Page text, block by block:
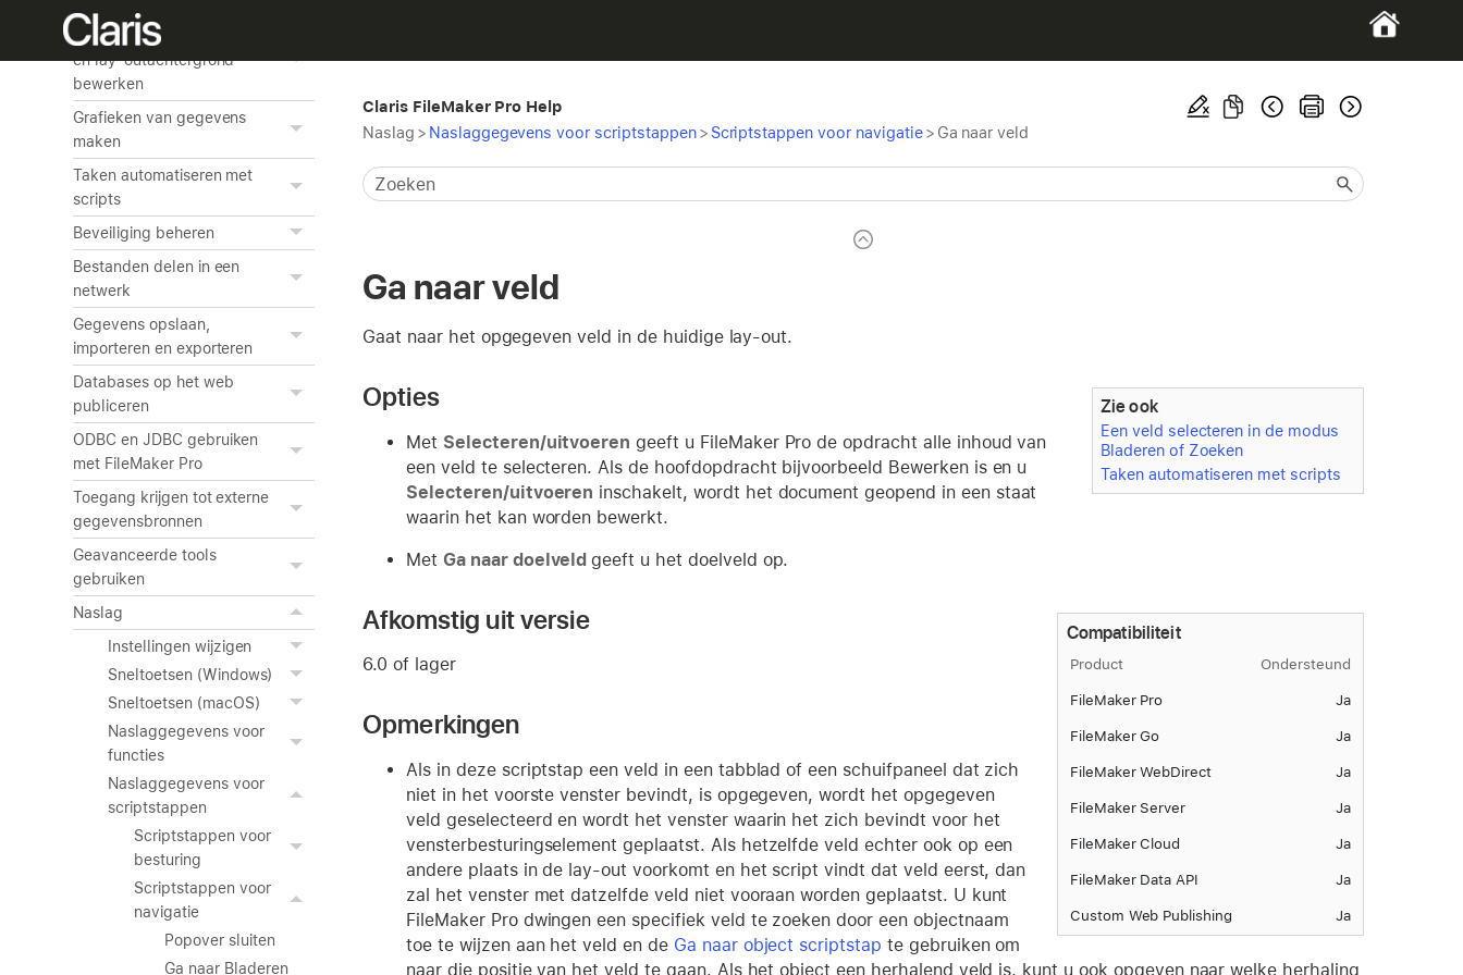
Objecten, lay-outgedeelten
en lay-outachtergrond
bewerken
Grafieken van gegevens
maken
Taken automatiseren met
scripts
Beveiliging beheren
Bestanden delen in een
netwerk
Gegevens opslaan,
importeren en exporteren
Databases op het web
publiceren
ODBC en JDBC gebruiken
met FileMaker Pro
Toegang krijgen tot externe
gegevensbronnen
Geavanceerde tools
gebruiken
Naslag
Instellingen wijzigen
Sneltoetsen (Windows)
Sneltoetsen (macOS)
Naslaggegevens voor
functies
Naslaggegevens voor
scriptstappen
Scriptstappen voor
besturing
Scriptstappen voor
navigatie
Popover sluiten
Ga naar Bladeren
Claris FileMaker Pro Help
Naslag > Naslaggegevens voor scriptstappen> Scriptstappen voor navigatie > Ga naar veld
Ga naar veld
Gaat naar het opgegeven veld in de huidige lay-out.
Zie ook
Een veld selecteren in de modus
Bladeren of Zoeken
Taken automatiseren met scripts
Opties
Met Selecteren/uitvoeren geeft u FileMaker Pro de opdracht alle inhoud van
een veld te selecteren. Als de hoofdopdracht bijvoorbeeld Bewerken is en u
Selecteren/uitvoeren inschakelt, wordt het document geopend in een staat
waarin het kan worden bewerkt.
Met Ga naar doelveldgeeft u het doelveld op.
Compatibiliteit
Product Ondersteund
FileMaker Pro Ja
FileMaker Go Ja
FileMaker WebDirect Ja
FileMaker Server Ja
FileMaker Cloud Ja
FileMaker Data API Ja
Custom Web Publishing Ja
Afkomstig uit versie
6.0 of lager
Opmerkingen
Als in deze scriptstap een veld in een tabblad of een schuifpaneel dat zich
niet in het voorste venster bevindt, is opgegeven, wordt het opgegeven
veld geselecteerd en wordt het venster waarin het zich bevindt voor het
vensterbesturingselement geplaatst. Als hetzelfde veld echter ook op een
andere plaats in de lay-out voorkomt en het script vindt dat veld eerst, dan
zal het venster met datzelfde veld niet vooraan worden geplaatst. U kunt
FileMaker Pro dwingen een specifiek veld te zoeken door een objectnaam
toe te wijzen aan het veld en de Ga naar object scriptstap te gebruiken om
naar die positie van het veld te gaan. Als het object een herhalend veld is, kunt u ook opgeven naar welke herhaling